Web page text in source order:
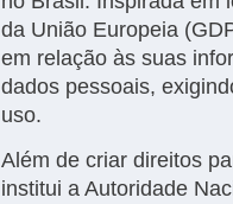
da União Europeia
em relação às suas
dados pessoais,
uso.
Além de criar direitos
institui a Autoridade